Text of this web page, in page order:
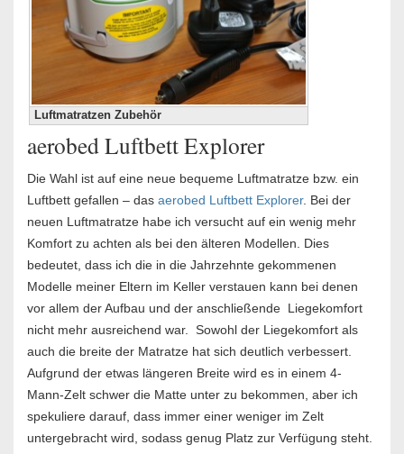
Luftmatratzen Zubehör
aerobed Luftbett Explorer
Die Wahl ist auf eine neue bequeme Luftmatratze bzw. ein
Luftbett gefallen – das aerobed Luftbett Explorer. Bei der
neuen Luftmatratze habe ich versucht auf ein wenig mehr
Komfort zu achten als bei den älteren Modellen. Dies
bedeutet, dass ich die in die Jahrzehnte gekommenen
Modelle meiner Eltern im Keller verstauen kann bei denen
vor allem der Aufbau und der anschließende Liegekomfort
nicht mehr ausreichend war. Sowohl der Liegekomfort als
auch die breite der Matratze hat sich deutlich verbessert.
Aufgrund der etwas längeren Breite wird es in einem 4-
Mann-Zelt schwer die Matte unter zu bekommen, aber ich
spekuliere darauf, dass immer einer weniger im Zelt
untergebracht wird, sodass genug Platz zur Verfügung steht.